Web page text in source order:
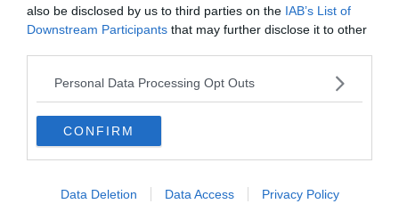
also be disclosed by us to third parties on the IAB’s List of
Downstream Participants that may further disclose it to other
Personal Data Processing Opt Outs
CONFIRM
Data Deletion Data Access Privacy Policy
2026 avec un budget maîtrisé.
Le Vietnam en décembre réserve ses meilleures
conditions au sud.Hô Chi Minh-Ville et Phu Quoc
affichent 25 à 30°C en saison sèche et une mer calme
Côn Dao mérite d’être distinguée : île préservée, accès
plus complexe, zéro tourisme de masse, faune marine
différente de Phu Quoc et qui s’adresse à des voyageurs